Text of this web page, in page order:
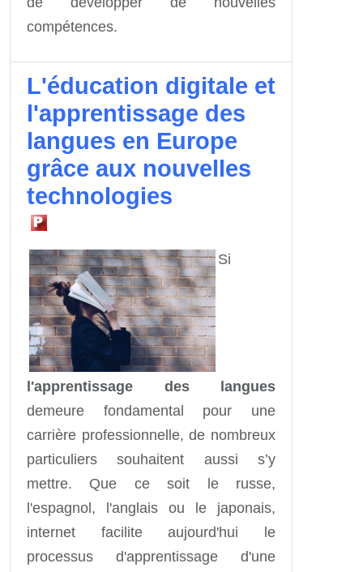
compétences.
L'éducation digitale et
l'apprentissage des
langues en Europe
grâce aux nouvelles
technologies
Si
l'apprentissage des langues
demeure fondamental pour une
carrière professionnelle, de nombreux
particuliers souhaitent aussi s’y
mettre. Que ce soit le russe,
l'espagnol, l'anglais ou le japonais,
internet facilite aujourd'hui le
processus d'apprentissage d'une